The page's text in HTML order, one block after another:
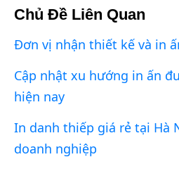
Chủ Đề Liên Quan
Đơn vị nhận thiết kế và in
Cập nhật xu hướng in ấn
hiện nay
In danh thiếp giá rẻ tại Hà
doanh nghiệp